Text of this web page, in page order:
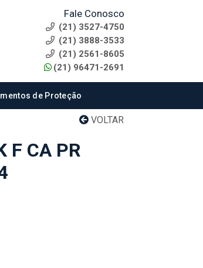
Fale Conosco
(21) 3527-4750
(21) 3888-3533
(21) 2561-8605
(21) 96471-2691
de Proteção
VOLTAR
F CA PR